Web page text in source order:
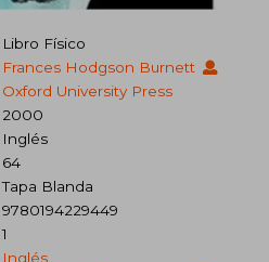
Libro Físico
Frances Hodgson Burnett
Oxford University Press
2000
Inglés
64
Tapa Blanda
9780194229449
1
Inglés